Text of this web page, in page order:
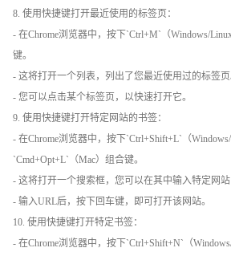
8. 使用快捷键打开最近使用的标签页：
- 在Chrome浏览器中，按下`Ctrl+M`（Windows/
键。
- 这将打开一个列表，列出了您最近使用过的标签页
- 您可以点击某个标签页，以快速打开它。
9. 使用快捷键打开特定网站的书签：
- 在Chrome浏览器中，按下`Ctrl+Shift+L`（
`Cmd+Opt+L`（Mac）组合键。
- 这将打开一个搜索框，您可以在其中输入特定网站
- 输入URL后，按下回车键，即可打开该网站。
10. 使用快捷键打开特定书签：
- 在Chrome浏览器中，按下`Ctrl+Shift+N`（